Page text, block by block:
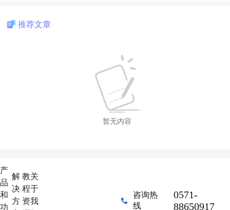
推荐文章
暂无内容
产
品
和
功
解
决
方
教
程
资
关
于
我
咨询热
线
0571-
88650917